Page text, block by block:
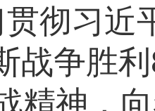
彻习近
战争胜
精神，